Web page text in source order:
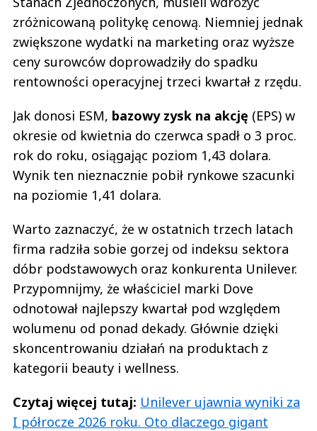
zróżnicowaną politykę cenową. Niemniej jednak
zwiększone wydatki na marketing oraz wyższe
ceny surowców doprowadziły do spadku
rentowności operacyjnej trzeci kwartał z rzędu.
Jak donosi ESM, bazowy zysk na akcję (EPS) w
okresie od kwietnia do czerwca spadł o 3 proc.
rok do roku, osiągając poziom 1,43 dolara.
Wynik ten nieznacznie pobił rynkowe szacunki
na poziomie 1,41 dolara.
Warto zaznaczyć, że w ostatnich trzech latach
firma radziła sobie gorzej od indeksu sektora
dóbr podstawowych oraz konkurenta Unilever.
Przypomnijmy, że właściciel marki Dove
odnotował najlepszy kwartał pod względem
wolumenu od ponad dekady. Głównie dzięki
skoncentrowaniu działań na produktach z
kategorii beauty i wellness.
Czytaj więcej tutaj: Unilever ujawnia wyniki za
I półrocze 2026 roku. Oto dlaczego gigant